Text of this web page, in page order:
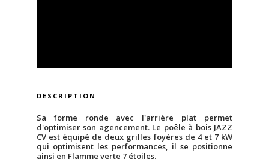
DESCRIPTION
Sa forme ronde avec l'arrière plat permet
d'optimiser son agencement. Le poêle à bois JAZZ
CV est équipé de deux grilles foyères de 4 et 7 kW
qui optimisent les performances, il se positionne
ainsi en Flamme verte 7 étoiles.